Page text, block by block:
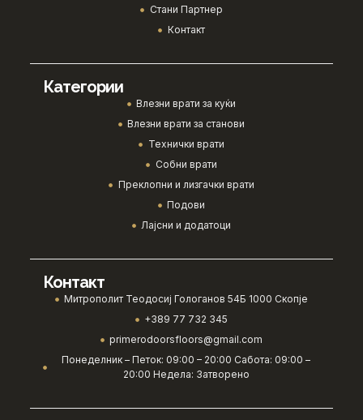
Стани Партнер
Контакт
Категории
Влезни врати за куќи
Влезни врати за станови
Технички врати
Собни врати
Преклопни и лизгачки врати
Подови
Лајсни и додатоци
Контакт
Митрополит Теодосиј Гологанов 54Б 1000 Скопје
+389 77 732 345
primerodoorsfloors@gmail.com
Понеделник – Петок: 09:00 – 20:00 Сабота: 09:00 –
20:00 Недела: Затворено